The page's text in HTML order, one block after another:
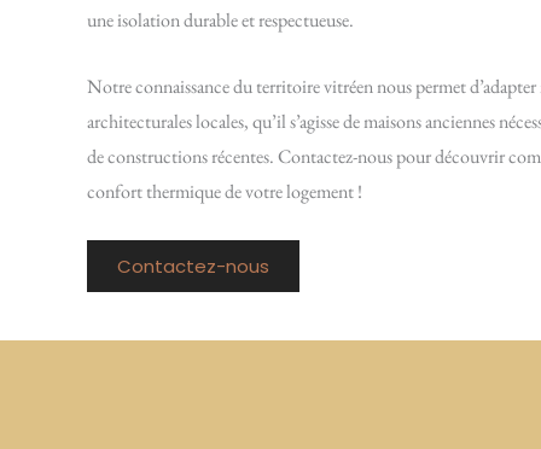
une isolation durable et respectueuse.
Notre connaissance du territoire vitréen nous permet
architecturales locales, qu’il s’agisse de maisons anciennes
de constructions récentes. Contactez-nous pour découvrir
confort thermique de votre logement !
Contactez-nous